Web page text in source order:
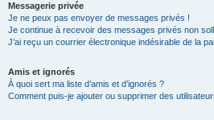
Messagerie privée
Je ne peux pas envoyer de messages privés !
Je continue à recevoir des messages privés non
J’ai reçu un courrier électronique indésirable de la
Amis et ignorés
À quoi sert ma liste d’amis et d’ignorés ?
Comment puis-je ajouter ou supprimer des